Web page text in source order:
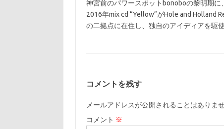
神宮前のパワースポットbonoboの黎明期に
2016年mix cd “Yellow”がHole and Holland
の二拠点に在住し、独自のアイディアを駆
コメントを残す
メールアドレスが公開されることはありませ
コメント ※